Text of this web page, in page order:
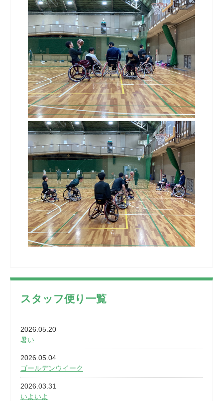
スタッフ便り一覧
2026.05.20
暑い
2026.05.04
ゴールデンウイーク
2026.03.31
いよいよ